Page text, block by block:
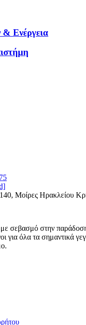
& Ενέργεια
Μοίρες Ηρακλείου
με σεβασμό στην
για όλα τα σημαντικά